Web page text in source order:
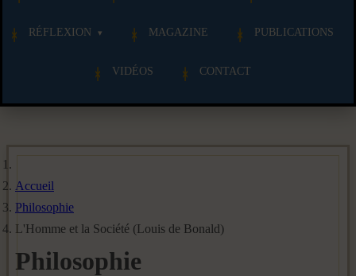
RÉFLEXION MAGAZINE PUBLICATIONS
VIDÉOS CONTACT
Accueil
Philosophie
L'Homme et la Société (Louis de Bonald)
Philosophie